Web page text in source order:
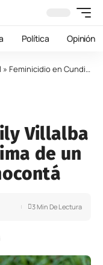
Política Opinión
» Feminicidio en Cundinamarca: Emily Villalba de 15 años, es víctima de un crimen atroz en Chocontá
Villalba
de un
3 Min De Lectura